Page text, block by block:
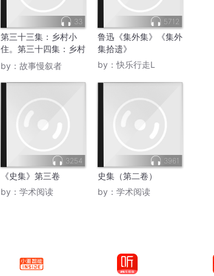
33
第三十三集：乡村小
住。第三十四集：乡村
归心。
by： 故事慢叙者
5712
鲁迅《集外集》《集外
集拾遗》
by：快乐行走L
3254
《史集》第三卷
by： 学术阅读
3961
史集（第二卷）
by： 学术阅读